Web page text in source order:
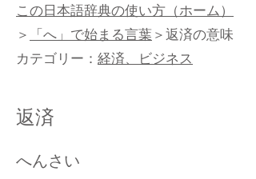
この日本語辞典の使い方（ホーム）
＞「へ」で始まる言葉＞返済の意味
カテゴリー： 経済、ビジネス
返済
へんさい